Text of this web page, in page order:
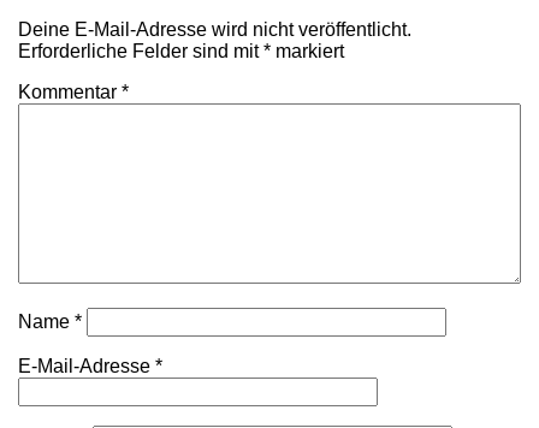
Deine E-Mail-Adresse wird nicht veröffentlicht.
Erforderliche Felder sind mit* markiert
Kommentar *
Name *
E-Mail-Adresse *